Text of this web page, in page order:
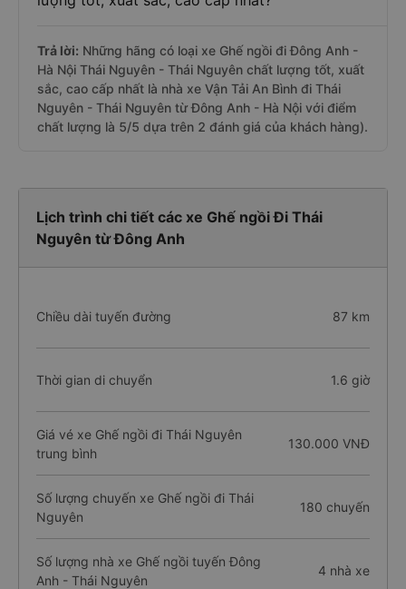
Trả lời: Những hãng có loại xe Ghế ngồi đi Đông Anh -
Hà Nội Thái Nguyên - Thái Nguyên chất lượng tốt, xuất
sắc, cao cấp nhất là nhà xe Vận Tải An Bình đi Thái
Nguyên - Thái Nguyên từ Đông Anh - Hà Nội với điểm
chất lượng là 5/5 dựa trên 2 đánh giá của khách hàng).
Lịch trình chi tiết các xe Ghế ngồi Đi Thái
Nguyên từ Đông Anh
Chiều dài tuyến đường 87 km
Thời gian di chuyển 1.6 giờ
Giá vé xe Ghế ngồi đi Thái Nguyên
trung bình
130.000 VNĐ
Số lượng chuyến xe Ghế ngồi đi Thái
Nguyên
180 chuyến
Số lượng nhà xe Ghế ngồi tuyến Đông
Anh - Thái Nguyên
4 nhà xe